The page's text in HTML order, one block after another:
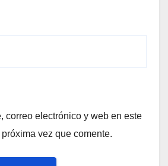
correo electrónico y web en este
vez que comente.